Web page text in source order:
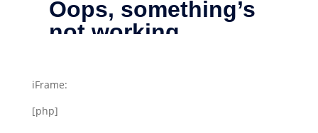
iFrame:
[php]